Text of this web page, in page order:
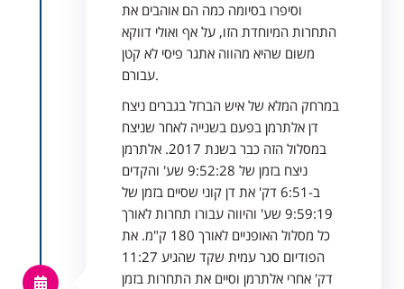
וסיפרו בסיומה כמה הם אוהבים את
התחרות המיוחדת הזו, על אף ואולי דווקא
משום שהיא מהווה אתגר פיסי לא קטן
עבורם.
במרחק המלא של איש הברזל בגברים ניצח
דן אלתרמן בפעם בשנייה לאחר שניצח
במסלול הזה כבר בשנת 2017. אלתרמן
ניצח בזמן של 9:52:28 שע' והקדים
ב-6:51 דק' את דן קוני שסיים בזמן של
9:59:19 שע' והיווה עבורו תחרות לאורך
כל מסלול האופניים לאורך 180 ק"מ. את
הפודיום סגר עמית שקד שהגיע 11:27
דק' אחרי אלתרמן וסיים את התחרות בזמן